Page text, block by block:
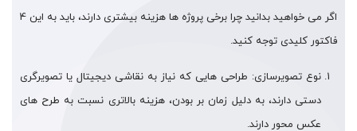
اگر می خواهید بدانید چرا برخی پروژه ها هزینه بیشتری دارند، باید به این 4
فاکتور کلیدی توجه کنید.
نوع تصویرسازی: طراحی هایی که نیاز به نقاشی دیجیتال یا تصویرگری
دستی دارند، به دلیل زمان بر بودن، هزینه بالاتری نسبت به طرح های
عکس محور دارند.